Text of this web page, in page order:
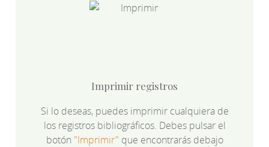
Imprimir registros
Si lo deseas, puedes imprimir cualquiera de
los registros bibliográficos. Debes pulsar el
botón "Imprimir" que encontrarás debajo